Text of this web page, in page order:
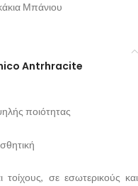
Μπάνιου
Antrhracite
ποιότητας
σε εσωτερικούς και